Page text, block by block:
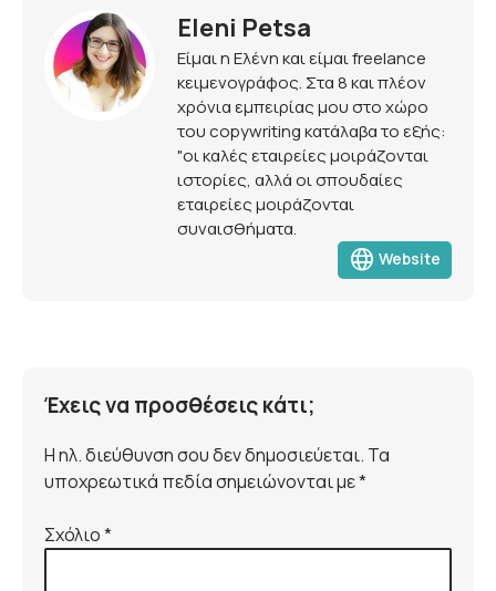
Eleni Petsa
Είμαι η Ελένη και είμαι freelance
κειμενογράφος. Στα 8 και πλέον
χρόνια εμπειρίας μου στο χώρο
του copywriting κατάλαβα το εξής:
"οι καλές εταιρείες μοιράζονται
ιστορίες, αλλά οι σπουδαίες
εταιρείες μοιράζονται
συναισθήματα.
language Website
Έχεις να προσθέσεις κάτι;
Η ηλ. διεύθυνση σου δεν δημοσιεύεται. Τα
υποχρεωτικά πεδία σημειώνονται με *
Σχόλιο*